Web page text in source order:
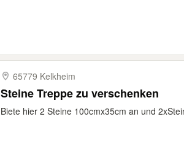
65779 Kelkheim
Steine Treppe zu verschenken
Biete hier 2 Steine 100cmx35cm an und